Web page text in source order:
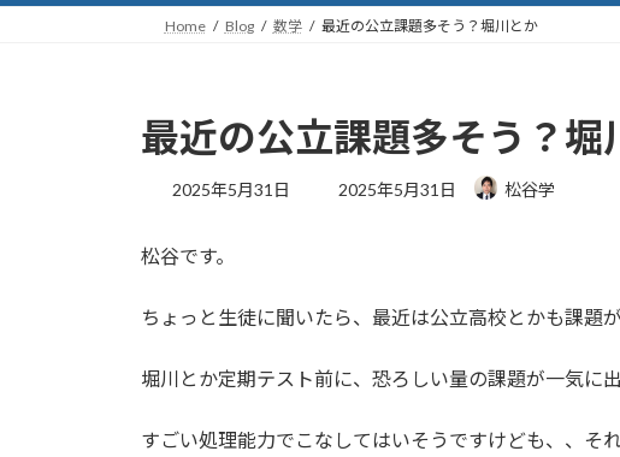
プ
動
Home Blog 数学 最近の公立課題多そう？堀川とか
最近の公立課題多そう？堀
2025年5月31日
最
時
:
2025年5月31日 松谷学
松谷です。
ちょっと生徒に聞いたら、最近は公立高校とかも課題
堀川とか定期テスト前に、恐ろしい量の課題が一気に出
すごい処理能力でこなしてはいそうですけども、、そ